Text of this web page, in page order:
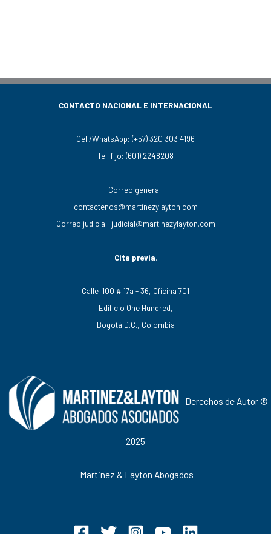
CONTACTO NACIONAL E INTERNACIONAL
Cel./WhatsApp: (+57) 320 303 4196
Tel. fijo: (601) 2248208
Correo general:
contactenos@martinezylayton.com
Correo judicial: judicial@martinezylayton.com
Cita previa.
Calle 100 # 17a - 36, Oficina 701
Edificio One Hundred,
Bogotá D.C., Colombia
Derechos de Autor ©
2025
Martinez & Layton Abogados